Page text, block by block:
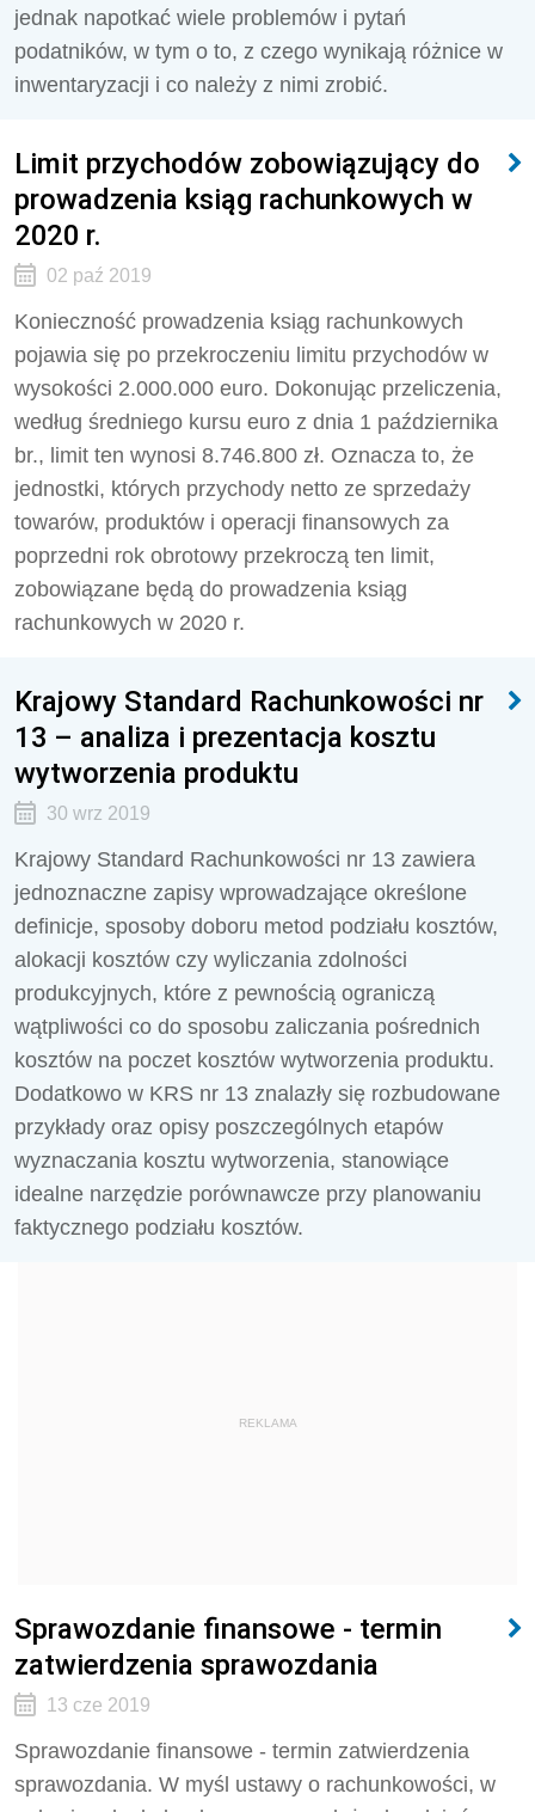
jednak napotkać wiele problemów i pytań
podatników, w tym o to, z czego wynikają różnice w
inwentaryzacji i co należy z nimi zrobić.
Limit przychodów zobowiązujący do
prowadzenia ksiąg rachunkowych w
2020 r.
02 paź 2019
Konieczność prowadzenia ksiąg rachunkowych
pojawia się po przekroczeniu limitu przychodów w
wysokości 2.000.000 euro. Dokonując przeliczenia,
według średniego kursu euro z dnia 1 października
br., limit ten wynosi 8.746.800 zł. Oznacza to, że
jednostki, których przychody netto ze sprzedaży
towarów, produktów i operacji finansowych za
poprzedni rok obrotowy przekroczą ten limit,
zobowiązane będą do prowadzenia ksiąg
rachunkowych w 2020 r.
Krajowy Standard Rachunkowości nr
13 – analiza i prezentacja kosztu
wytworzenia produktu
30 wrz 2019
Krajowy Standard Rachunkowości nr 13 zawiera
jednoznaczne zapisy wprowadzające określone
definicje, sposoby doboru metod podziału kosztów,
alokacji kosztów czy wyliczania zdolności
produkcyjnych, które z pewnością ograniczą
wątpliwości co do sposobu zaliczania pośrednich
kosztów na poczet kosztów wytworzenia produktu.
Dodatkowo w KRS nr 13 znalazły się rozbudowane
przykłady oraz opisy poszczególnych etapów
wyznaczania kosztu wytworzenia, stanowiące
idealne narzędzie porównawcze przy planowaniu
faktycznego podziału kosztów.
REKLAMA
Sprawozdanie finansowe - termin
zatwierdzenia sprawozdania
13 cze 2019
Sprawozdanie finansowe - termin zatwierdzenia
sprawozdania. W myśl ustawy o rachunkowości, w